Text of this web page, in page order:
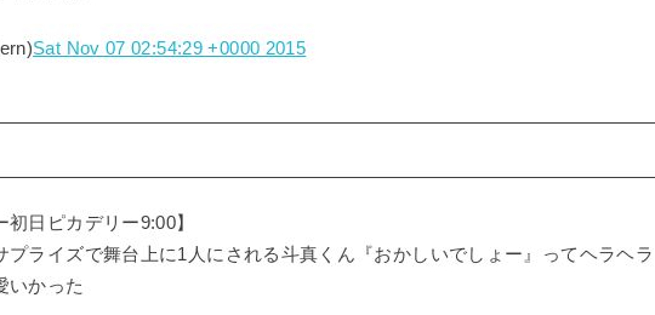
Sat Nov 07 02:54:29 +0000 2015
初日ピカデリー9:00】
プライズで舞台上に1人にされる斗真くん『おかしいでしょー』ってヘラヘラ
いかった